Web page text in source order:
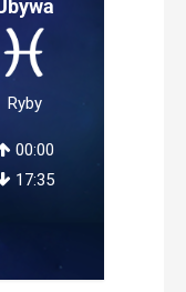
Ryby
00:00
17:35